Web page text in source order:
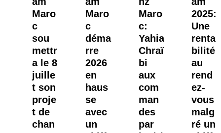
Maro
c
sou
mettr
a le 8
juille
t son
proje
t de
chan
Maro
c
déma
rre
2026
en
haus
se
avec
un
Maro
c:
Yahia
Chraï
bi
aux
com
man
des
par
2025:
Une
renta
bilité
au
rend
ez-
vous
malg
ré un